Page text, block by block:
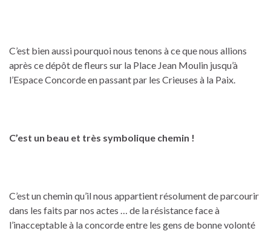
C’est bien aussi pourquoi nous tenons à ce que nous allions
après ce dépôt de fleurs sur la Place Jean Moulin jusqu’à
l’Espace Concorde en passant par les Crieuses à la Paix.
C’est un beau et très symbolique chemin !
C’est un chemin qu’il nous appartient résolument de parcourir
dans les faits par nos actes … de la résistance face à
l’inacceptable à la concorde entre les gens de bonne volonté